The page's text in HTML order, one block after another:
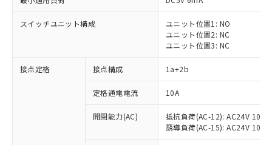
スイッチユニット構成
ユニット位置1: NO
ユニット位置2: NC
ユニット位置3: NC
接点定格 接点構成 1a+2b
定格通電電流 10A
開閉能力(AC)
抵抗負荷(AC-12): AC24V 10A/
誘導負荷(AC-15): AC24V
※1 対応状況
対応済み：EU RoHS指令（10物質）の
非含有に対応した製品が提供可能な商品で
対応予定：EU RoHS指令（10物質）の非含